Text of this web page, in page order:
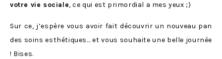
votre vie sociale, ce qui est primordial a mes yeux ;)
Sur ce, j’espère vous avoir fait découvrir un nouveau pan
des soins esthétiques… et vous souhaite une belle journée
! Bises.